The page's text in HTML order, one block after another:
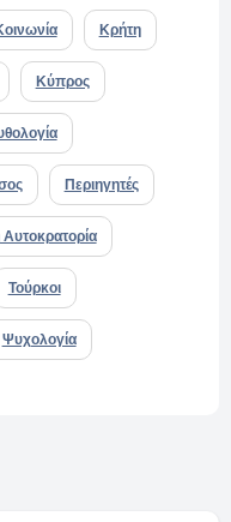
Κρήτη
Κύπρος
Περιηγητές
Τούρκοι
Ψυχολογία